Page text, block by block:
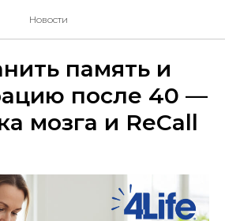
Новости
память и
после 40 —
мозга и ReCall